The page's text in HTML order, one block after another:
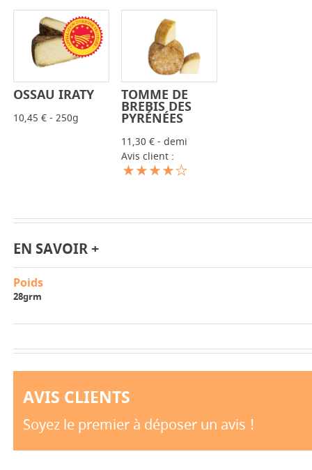
- +
OSSAU IRATY
10,45 € - 250g
- +
TOMME DE
BREBIS DES
PYRÉNÉES
11,30 € - demi
Avis client :
EN SAVOIR +
Poids
28grm
AVIS CLIENTS
Soyez le premier à déposer un avis !